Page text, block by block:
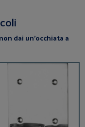
dai un’occhiata a